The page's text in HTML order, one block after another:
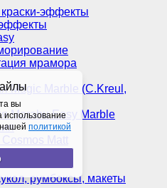
эффекты
мрамора
Magic Marble (C.Kreul,
Marabu Easy Marble
Matt
румбоксы, макеты
вы
использование
политикой